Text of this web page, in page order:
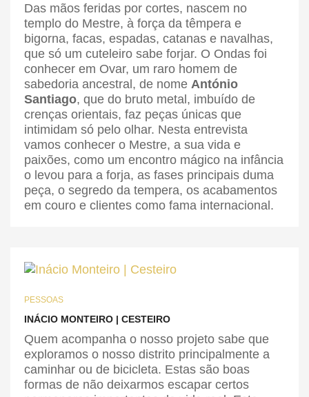
Das mãos feridas por cortes, nascem no
templo do Mestre, à força da têmpera e
bigorna, facas, espadas, catanas e navalhas,
que só um cuteleiro sabe forjar. O Ondas foi
conhecer em Ovar, um raro homem de
sabedoria ancestral, de nome António
Santiago, que do bruto metal, imbuído de
crenças orientais, faz peças únicas que
intimidam só pelo olhar. Nesta entrevista
vamos conhecer o Mestre, a sua vida e
paixões, como um encontro mágico na infância
o levou para a forja, as fases principais duma
peça, o segredo da tempera, os acabamentos
em couro e clientes como fama internacional.
PESSOAS
INÁCIO MONTEIRO | CESTEIRO
Quem acompanha o nosso projeto sabe que
exploramos o nosso distrito principalmente a
caminhar ou de bicicleta. Estas são boas
formas de não deixarmos escapar certos